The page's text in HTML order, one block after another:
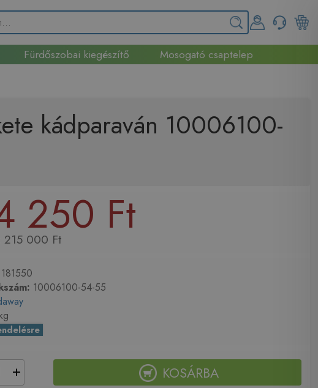
Fürdőszobai kiegészítő
Mosogató csaptelep
kádparaván 10006100-
250 Ft
215 000 Ft
181550
10006100-54-55
KOSÁRBA
+